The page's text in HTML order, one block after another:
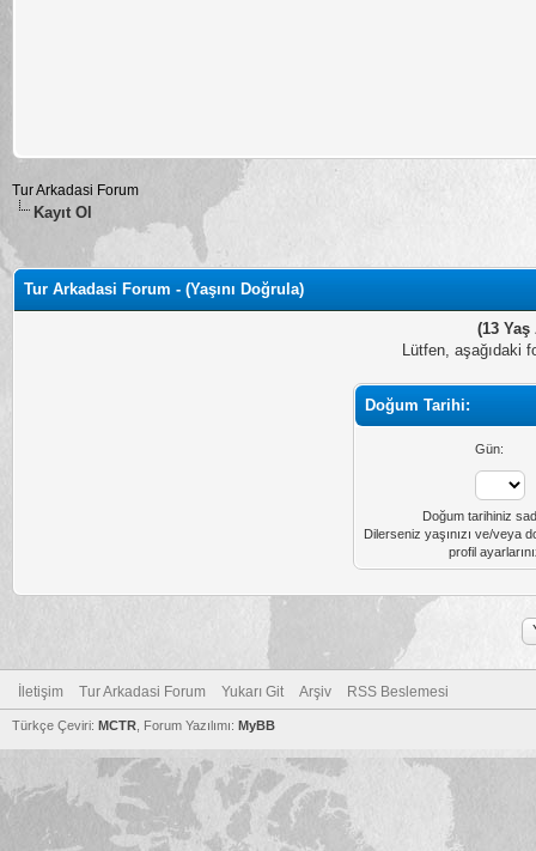
Tur Arkadasi Forum
Kayıt Ol
Tur Arkadasi Forum - (Yaşını Doğrula)
(13 Yaş
Lütfen, aşağıdaki
Doğum Tarihi:
Gün:
Doğum tarihiniz
Dilerseniz yaşınızı ve/veya
profil
İletişim Tur Arkadasi Forum Yukarı Git Arşiv RSS Beslemesi
Türkçe Çeviri: MCTR , Forum Yazılımı: MyBB